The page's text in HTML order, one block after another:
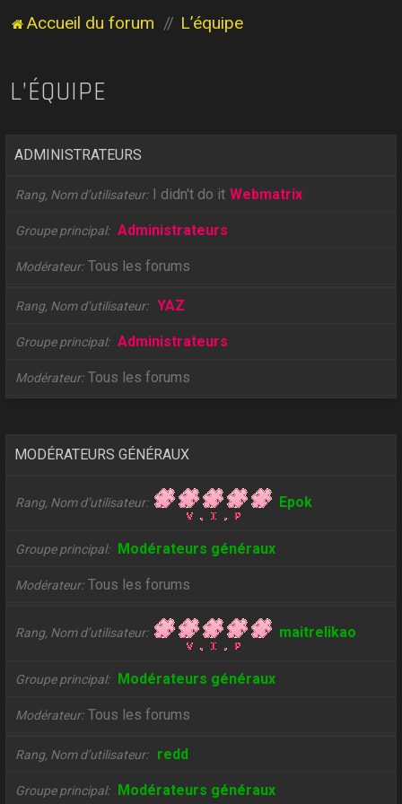
Accueil du forum L’équipe
L’ÉQUIPE
ADMINISTRATEURS
Rang, Nom d’utilisateur I didn't do it Webmatrix
Groupe principal Administrateurs
Modérateur Tous les forums
Rang, Nom d’utilisateur YAZ
Groupe principal Administrateurs
Modérateur Tous les forums
MODÉRATEURS GÉNÉRAUX
Rang, Nom d’utilisateur Epok
Groupe principal Modérateurs généraux
Modérateur Tous les forums
Rang, Nom d’utilisateur maitrelikao
Groupe principal Modérateurs généraux
Modérateur Tous les forums
Rang, Nom d’utilisateur redd
Groupe principal Modérateurs généraux